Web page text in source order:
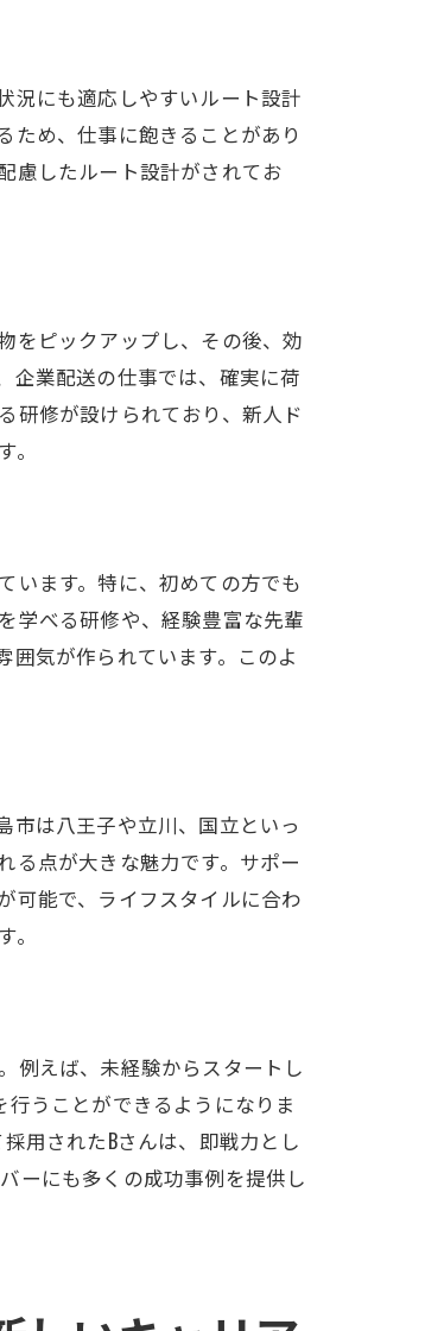
況にも適応しやすいルート設計
ため、仕事に飽きることがあり
慮したルート設計がされてお
をピックアップし、その後、効
企業配送の仕事では、確実に荷
研修が設けられており、新人ド
います。特に、初めての方でも
学べる研修や、経験豊富な先輩
囲気が作られています。このよ
市は八王子や立川、国立といっ
る点が大きな魅力です。サポー
可能で、ライフスタイルに合わ
例えば、未経験からスタートし
うことができるようになりま
用されたBさんは、即戦力とし
ーにも多くの成功事例を提供し